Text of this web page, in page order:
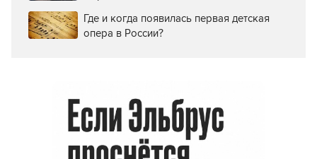
Где и когда появилась первая детская
опера в России?